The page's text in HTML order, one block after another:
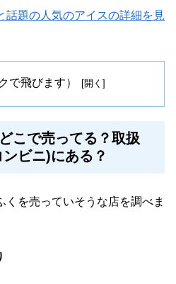
話題の人気のアイスの詳細を見
で飛びます）
こで売ってる？取扱
ビニ)にある？
くを売っていそうな店を調べま